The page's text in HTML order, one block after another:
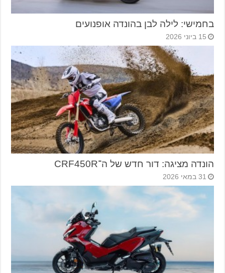
בחמישי: לילה לבן בהונדה אופנועים
15 ביוני 2026
הונדה מציגה: דור חדש של ה־CRF450R
31 במאי 2026